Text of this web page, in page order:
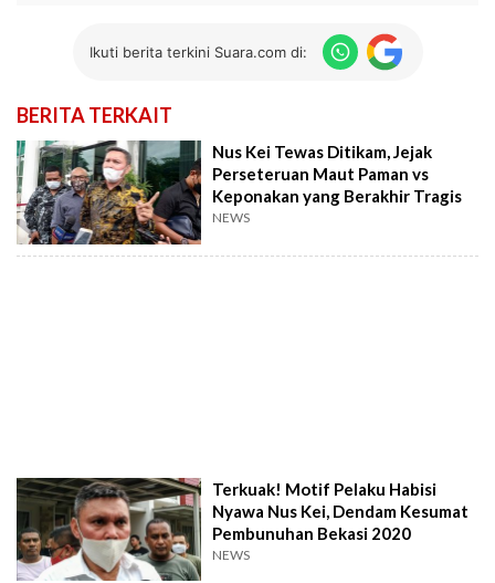
Ikuti berita terkini Suara.com di:
BERITA TERKAIT
Nus Kei Tewas Ditikam, Jejak
Perseteruan Maut Paman vs
Keponakan yang Berakhir Tragis
NEWS
Terkuak! Motif Pelaku Habisi
Nyawa Nus Kei, Dendam Kesumat
Pembunuhan Bekasi 2020
NEWS